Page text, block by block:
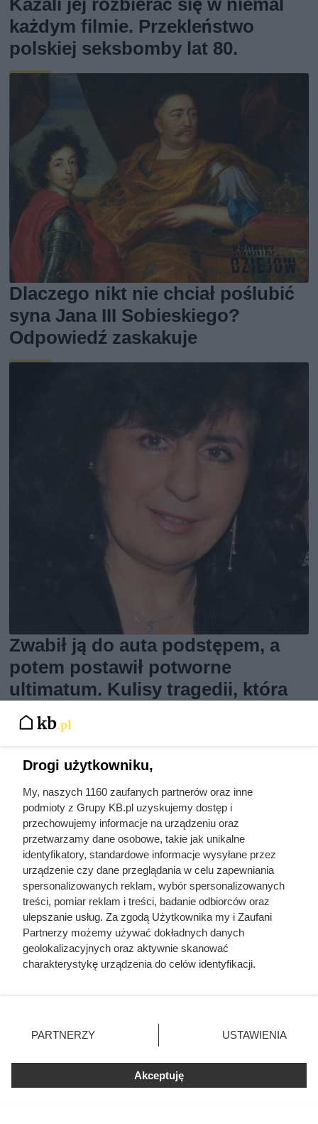
każdym filmie. Przekleństwo
polskiej seksbomby lat 80.
Dlaczego nikt nie chciał poślubić
syna Jana III Sobieskiego?
Odpowiedź zaskakuje
Zwabił ją do auta podstępem, a
potem postawił potworne
ultimatum. Kulisy tragedii, która
wstrząsnęła Polską
Cennik układania kostki brukowej
- robocizna i materiał
Drogi użytkowniku,
My, naszych 1160 zaufanych partnerów oraz inne
podmioty z Grupy KB.pl uzyskujemy dostęp i
przechowujemy informacje na urządzeniu oraz
przetwarzamy dane osobowe, takie jak unikalne
identyfikatory, standardowe informacje wysyłane przez
urządzenie czy dane przeglądania w celu zapewniania
spersonalizowanych reklam, wybór spersonalizowanych
treści, pomiar reklam i treści, badanie odbiorców oraz
ulepszanie usług. Za zgodą Użytkownika my i Zaufani
Partnerzy możemy używać dokładnych danych
geolokalizacyjnych oraz aktywnie skanować
charakterystykę urządzenia do celów identyfikacji.
zmienić/wycofać klikając przycisk ustawień prywatności
znajdujący się w lewym dolnym rogu strony. Niektóre
użytkownika, ale masz prawo sprzeciwić się takiemu
przetwarzaniu. Preferencje będą miały zastosowania tylko
PARTNERZY USTAWIENIA
Akceptuję